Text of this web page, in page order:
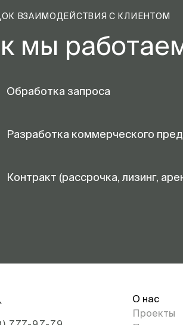
ВЗАИМОДЕЙСТВИЯ С КЛИЕНТОМ
мы
Обработка запроса
Разработка коммерческого
Контракт (рассрочка, лизинг,
О нас
Проекты